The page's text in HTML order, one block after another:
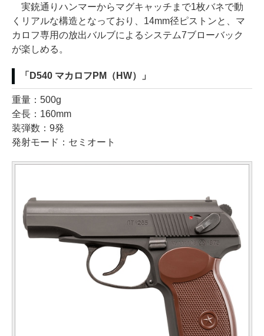
実銃通りハンマーからマグキャッチまで1枚バネで動
くリアルな構造となっており、14mm径ピストンと、マ
カロフ専用の放出バルブによるシステム7ブローバック
が楽しめる。
「D540 マカロフPM（HW）」
重量：500g
全長：160mm
装弾数：9発
発射モード：セミオート